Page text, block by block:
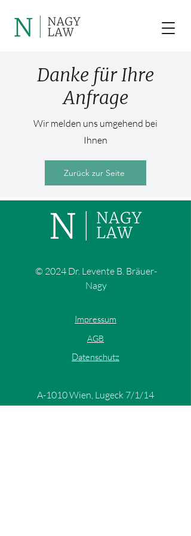
Danke für Ihre
Anfrage
Wir melden uns umgehend bei
Ihnen
Zurück zur Seite
© 2024 Dr. Levente B. Bräuer-
Nagy
Impressum
AGB
Datenschutz
A-1010 Wien, Lugeck 7/1/14